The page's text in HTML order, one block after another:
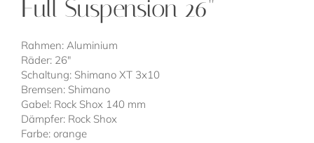
Full Suspension 26"
Rahmen: Aluminium
Räder: 26"
Schaltung: Shimano XT 3x10
Bremsen: Shimano
Gabel: Rock Shox 140 mm
Dämpfer: Rock Shox
Farbe: orange